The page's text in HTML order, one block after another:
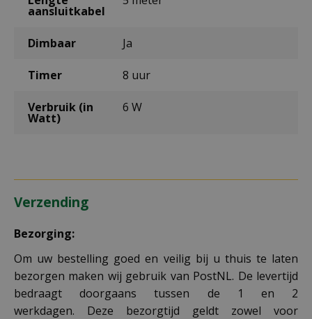
aansluitkabel
Dimbaar Ja
Timer 8 uur
Verbruik (in
Watt)
6 W
Verzending
Bezorging:
Om uw bestelling goed en veilig bij u thuis te laten
bezorgen maken wij gebruik van PostNL. De levertijd
bedraagt doorgaans tussen de 1 en 2
werkdagen. Deze bezorgtijd geldt zowel voor